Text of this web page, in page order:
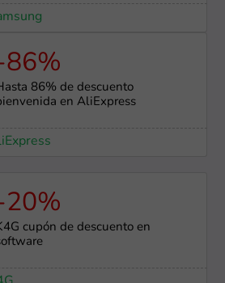
86%
86% de descuento
en AliExpress
20%
cupón de descuento en